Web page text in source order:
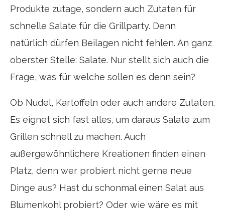
Produkte zutage, sondern auch Zutaten für
schnelle Salate für die Grillparty. Denn
natürlich dürfen Beilagen nicht fehlen. An ganz
oberster Stelle: Salate. Nur stellt sich auch die
Frage, was für welche sollen es denn sein?
Ob Nudel, Kartoffeln oder auch andere Zutaten.
Es eignet sich fast alles, um daraus Salate zum
Grillen schnell zu machen. Auch
außergewöhnlichere Kreationen finden einen
Platz, denn wer probiert nicht gerne neue
Dinge aus? Hast du schonmal einen Salat aus
Blumenkohl probiert? Oder wie wäre es mit